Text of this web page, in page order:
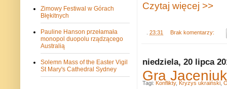
Czytaj więcej >>
. 23:31 Brak komentarzy:
niedziela, 20 lipca
Gra
Tagi: Konflikty, Kryzys ukraiński
Zimowy Festiwal w Górach
Błękitnych
Pauline Hanson przełamała
monopol duopolu rządzącego
Australią
Solemn Mass of the Easter Vigil
St Mary's Cathedral Sydney